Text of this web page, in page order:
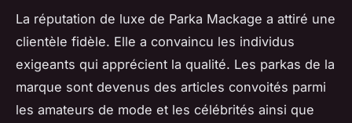
La réputation de luxe de Parka Mackage a attiré une
clientèle fidèle. Elle a convaincu les individus
exigeants qui apprécient la qualité. Les parkas de la
marque sont devenus des articles convoités parmi
les amateurs de mode et les célébrités ainsi que